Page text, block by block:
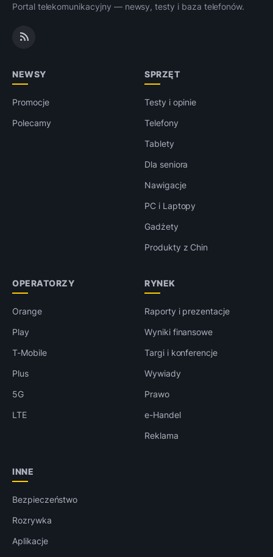
Portal telekomunikacyjny — newsy, testy i baza telefonów.
NEWSY
Promocje
Polecamy
SPRZĘT
Testy i opinie
Telefony
Tablety
Dla seniora
Nawigacje
PC i Laptopy
Gadżety
Produkty z Chin
OPERATORZY
Orange
Play
T-Mobile
Plus
5G
LTE
RYNEK
Raporty i prezentacje
Wyniki finansowe
Targi i konferencje
Wywiady
Prawo
e-Handel
Reklama
INNE
Bezpieczeństwo
Rozrywka
Aplikacje